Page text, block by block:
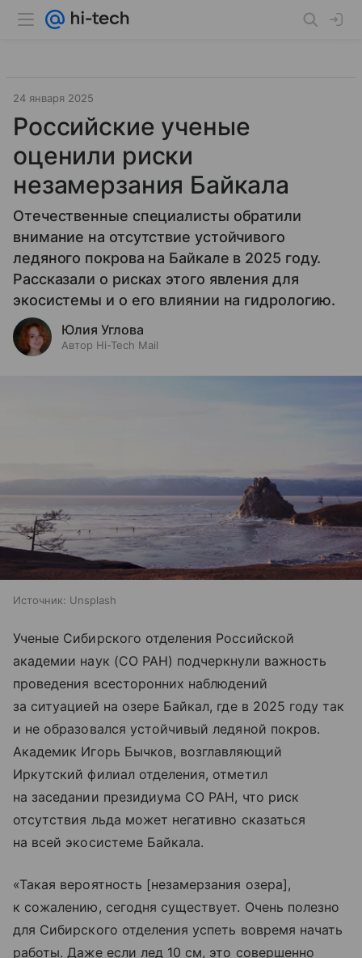
24 января 2025
Российские ученые
оценили риски
незамерзания Байкала
Отечественные специалисты обратили
внимание на отсутствие устойчивого
ледяного покрова на Байкале в 2025 году.
Рассказали о рисках этого явления для
экосистемы и о его влиянии на гидрологию.
Юлия Углова
Автор Hi-Tech Mail
Источник: Unsplash
Ученые Сибирского отделения Российской
академии наук (СО РАН) подчеркнули важность
проведения всесторонних наблюдений
за ситуацией на озере Байкал, где в 2025 году так
и не образовался устойчивый ледяной покров.
Академик Игорь Бычков, возглавляющий
Иркутский филиал отделения, отметил
на заседании президиума СО РАН, что риск
отсутствия льда может негативно сказаться
на всей экосистеме Байкала.
«Такая вероятность [незамерзания озера],
к сожалению, сегодня существует. Очень полезно
для Сибирского отделения успеть вовремя начать
работы. Даже если лед 10 см, это совершенно